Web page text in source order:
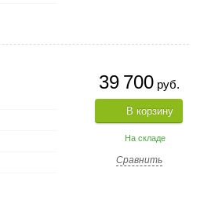
39 700руб.
В корзину
На складе
Сравнить